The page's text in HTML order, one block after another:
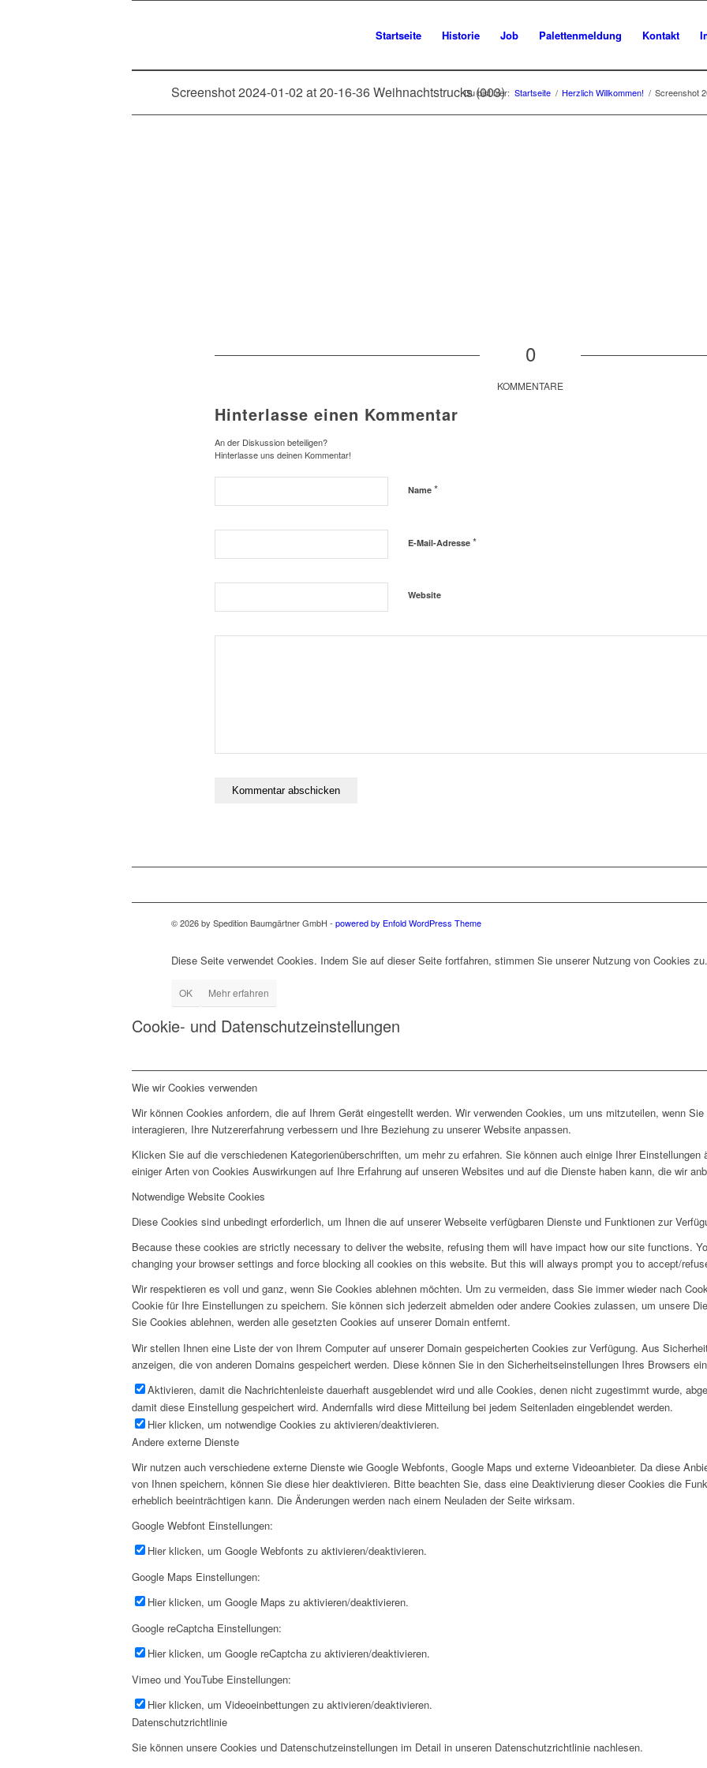
Startseite Historie Job Palettenmeldung Kontakt
Screenshot 2024-01-02 at 20-16-36 Weihnachtstrucks (003)
Du bist hier: Startseite / Herzlich Willkommen! / Screenshot
0
KOMMENTARE
Hinterlasse einen Kommentar
An der Diskussion beteiligen?
Hinterlasse uns deinen Kommentar!
Name *
E-Mail-Adresse *
Website
© 2026 by Spedition Baumgärtner GmbH - powered by Enfold WordPress Theme
Diese Seite verwendet Cookies. Indem Sie auf dieser Seite fortfahren, stimmen Sie unserer Nutzung von Cookies zu.
OK Mehr erfahren
Cookie- und Datenschutzeinstellungen
Wie wir Cookies verwenden
Wir können Cookies anfordern, die auf Ihrem Gerät eingestellt werden. Wir verwenden Cookies, um uns mitzuteilen, wenn
interagieren, Ihre Nutzererfahrung verbessern und Ihre Beziehung zu unserer Website anpassen.
Klicken Sie auf die verschiedenen Kategorienüberschriften, um mehr zu erfahren. Sie können auch einige Ihrer
einiger Arten von Cookies Auswirkungen auf Ihre Erfahrung auf unseren Websites und auf die Dienste haben kann, die wir
Notwendige Website Cookies
Diese Cookies sind unbedingt erforderlich, um Ihnen die auf unserer Webseite verfügbaren Dienste und Funktionen zur
Because these cookies are strictly necessary to deliver the website, refusing them will have impact how our site functions.
changing your browser settings and force blocking all cookies on this website. But this will always prompt you to accept/
Wir respektieren es voll und ganz, wenn Sie Cookies ablehnen möchten. Um zu vermeiden, dass Sie immer wieder nach
Cookie für Ihre Einstellungen zu speichern. Sie können sich jederzeit abmelden oder andere Cookies zulassen, um unsere
Sie Cookies ablehnen, werden alle gesetzten Cookies auf unserer Domain entfernt.
Wir stellen Ihnen eine Liste der von Ihrem Computer auf unserer Domain gespeicherten Cookies zur Verfügung. Aus
anzeigen, die von anderen Domains gespeichert werden. Diese können Sie in den Sicherheitseinstellungen Ihres Browsers
Aktivieren, damit die Nachrichtenleiste dauerhaft ausgeblendet wird und alle Cookies, denen nicht zugestimmt wurde,
damit diese Einstellung gespeichert wird. Andernfalls wird diese Mitteilung bei jedem Seitenladen eingeblendet werden.
Hier klicken, um notwendige Cookies zu aktivieren/deaktivieren.
Andere externe Dienste
Wir nutzen auch verschiedene externe Dienste wie Google Webfonts, Google Maps und externe Videoanbieter. Da diese
von Ihnen speichern, können Sie diese hier deaktivieren. Bitte beachten Sie, dass eine Deaktivierung dieser Cookies die
erheblich beeinträchtigen kann. Die Änderungen werden nach einem Neuladen der Seite wirksam.
Google Webfont Einstellungen:
Hier klicken, um Google Webfonts zu aktivieren/deaktivieren.
Google Maps Einstellungen:
Hier klicken, um Google Maps zu aktivieren/deaktivieren.
Google reCaptcha Einstellungen:
Hier klicken, um Google reCaptcha zu aktivieren/deaktivieren.
Vimeo und YouTube Einstellungen:
Hier klicken, um Videoeinbettungen zu aktivieren/deaktivieren.
Datenschutzrichtlinie
Sie können unsere Cookies und Datenschutzeinstellungen im Detail in unseren Datenschutzrichtlinie nachlesen.